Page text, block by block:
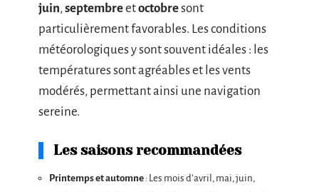
juin, septembreetoctobresont
particulièrement favorables. Les conditions
météorologiques y sont souvent idéales : les
températures sont agréables et les vents
modérés, permettant ainsi une navigation
sereine.
Les saisons recommandées
Printemps et automne : Les mois d’avril, mai, juin,